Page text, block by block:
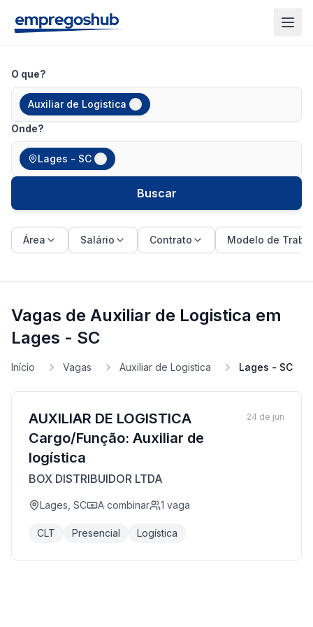
O que?
Auxiliar de Logistica
Onde?
Lages - SC
Buscar
Área Salário Contrato Modelo de
Vagas de Auxiliar de Logistica em
Lages - SC
Início Vagas Auxiliar de Logistica Lages - SC
AUXILIAR DE LOGISTICA
Cargo/Função: Auxiliar de
logística
BOX DISTRIBUIDOR LTDA
Lages, SC A combinar 1 vaga
CLT Presencial Logística
24 de jun